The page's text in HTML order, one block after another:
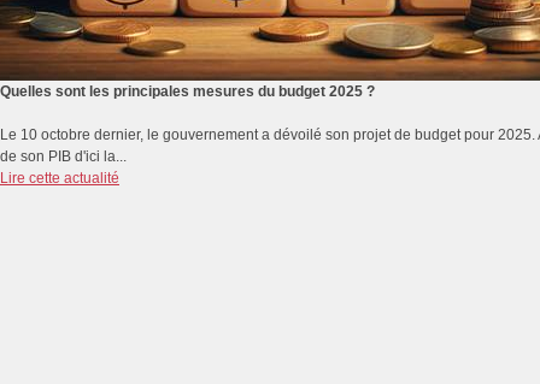
Quelles sont les principales mesures du budget 2025 ?
Le 10 octobre dernier, le gouvernement a dévoilé son projet de budget pour
de son PIB d'ici la...
Lire cette actualité